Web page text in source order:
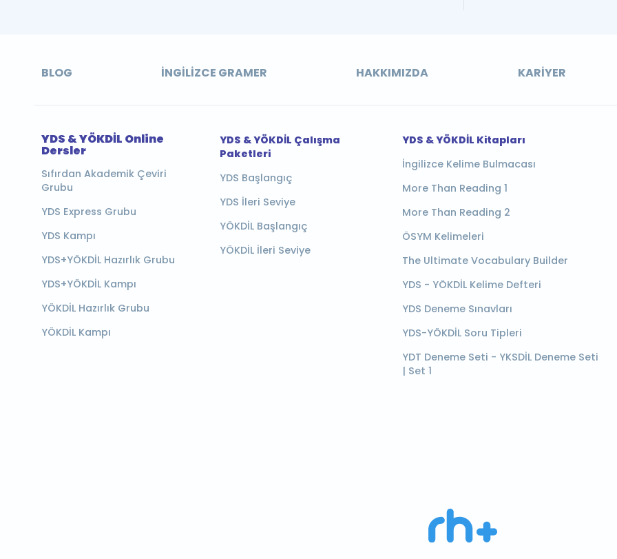
BLOG İNGILIZCE GRAMER HAKKIMIZDA KARIYER
YDS & YÖKDİL Online
Dersler
Sıfırdan Akademik Çeviri
Grubu
YDS Express Grubu
YDS Kampı
YDS+YÖKDİL Hazırlık Grubu
YDS+YÖKDİL Kampı
YÖKDİL Hazırlık Grubu
YÖKDİL Kampı
YDS & YÖKDİL Çalışma
Paketleri
YDS Başlangıç
YDS İleri Seviye
YÖKDİL Başlangıç
YÖKDİL İleri Seviye
YDS & YÖKDİL Kitapları
İngilizce Kelime Bulmacası
More Than Reading 1
More Than Reading 2
ÖSYM Kelimeleri
The Ultimate Vocabulary Builder
YDS - YÖKDİL Kelime Defteri
YDS Deneme Sınavları
YDS-YÖKDİL Soru Tipleri
YDT Deneme Seti - YKSDİL Deneme Seti
| Set 1